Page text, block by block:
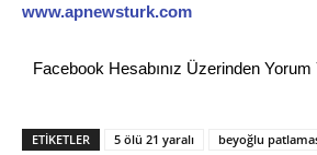
www.apnewsturk.com
Facebook Hesabınız Üzerinden Yorum
ETİKETLER 5 ölü 21 yaralı beyoğlu